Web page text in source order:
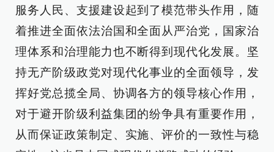
服务人民、支援建设起到了模范带头作用，随
着推进全面依法治国和全面从严治党，国家治
理体系和治理能力也不断得到现代化发展。坚
持无产阶级政党对现代化事业的全面领导，发
挥好党总揽全局、协调各方的领导核心作用，
对于避开阶级利益集团的纷争具有重要作用，
从而保证政策制定、实施、评价的一致性与稳